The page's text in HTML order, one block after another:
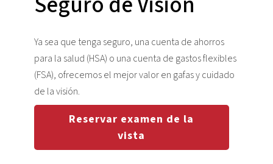
Ya sea que tenga seguro, una cuenta de ahorros
para la salud (HSA) o una cuenta de gastos flexibles
(FSA), ofrecemos el mejor valor en gafas y cuidado
de la visión.
Reservar examen de la
vista